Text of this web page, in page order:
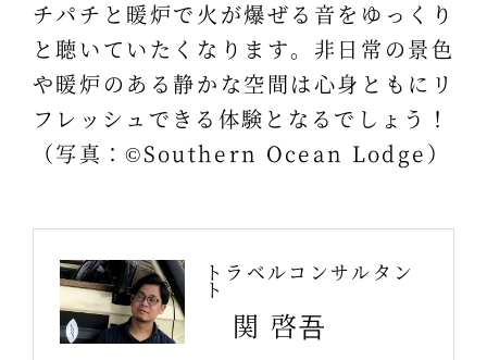
チパチと暖炉で火が爆ぜる音をゆっくり
と聴いていたくなります。非日常の景色
や暖炉のある静かな空間は心身ともにリ
フレッシュできる体験となるでしょう！
（写真：©Southern Ocean Lodge）
トラベルコンサルタン
ト
関 啓吾